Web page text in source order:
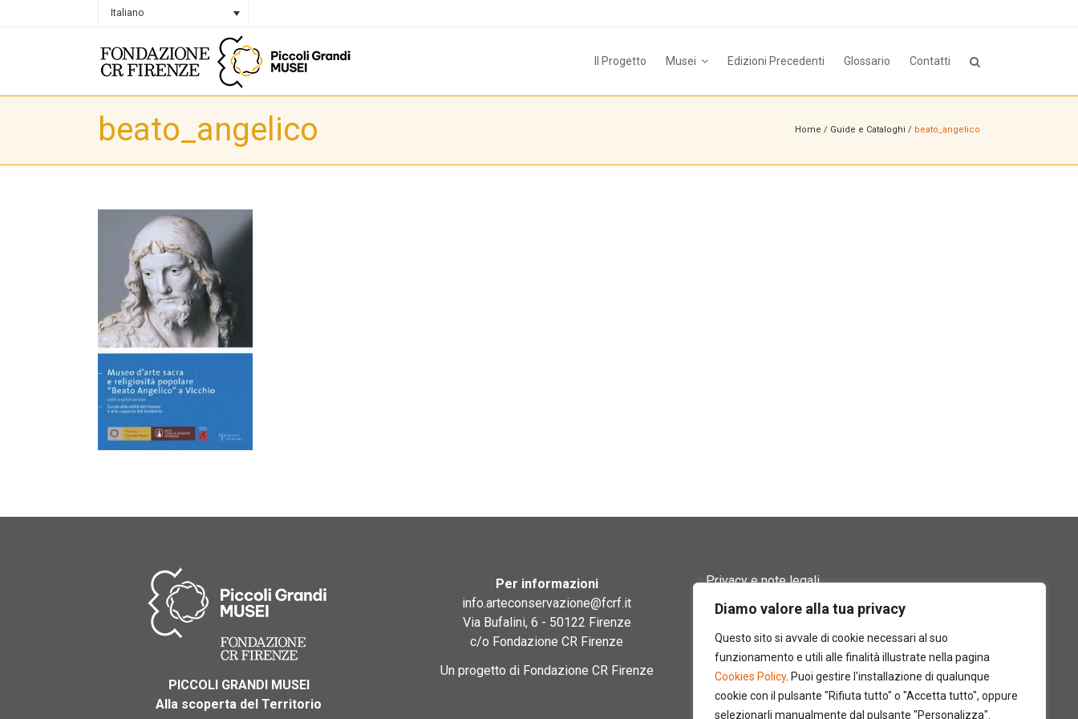
Diamo valore alla tua privacy
Questo sito si avvale di cookie necessari al suo
funzionamento e utili alle finalità illustrate nella pagina
Cookies Policy. Puoi gestire l'installazione di qualunque
cookie con il pulsante "Rifiuta tutto" o "Accetta tutto", oppure
selezionarli manualmente dal pulsante "Personalizza".
Italiano
Il Progetto Musei Edizioni Precedenti Glossario Contatti
beato_angelico Home / Guide e Cataloghi / beato_angelico
PICCOLI GRANDI MUSEI
Alla scoperta del Territorio
Per informazioni
info.arteconservazione@fcrf.it
Via Bufalini, 6 - 50122 Firenze
c/o Fondazione CR Firenze
Un progetto di Fondazione CR Firenze
Privacy e note legali
Termini di utilizzo
Cookie policy
Contatti